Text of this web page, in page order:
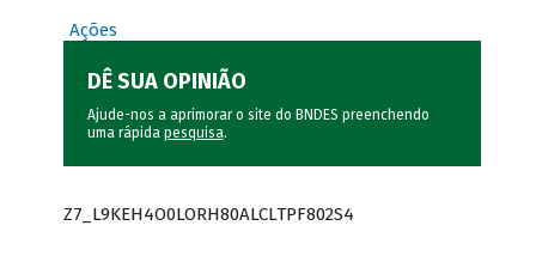
Ações
DÊ SUA OPINIÃO
Ajude-nos a aprimorar o site do BNDES preenchendo
uma rápida pesquisa.
Z7_L9KEH4O0LORH80ALCLTPF802S4